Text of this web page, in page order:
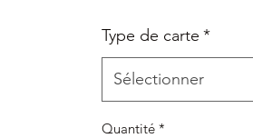
Type de carte *
Sélectionner
Quantité *